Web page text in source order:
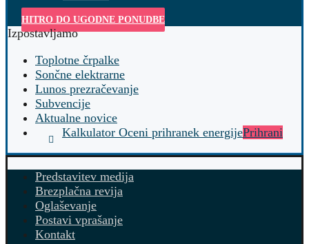
HITRO DO UGODNE PONUDBE
Izpostavljamo
Toplotne črpalke
Sončne elektrarne
Lunos prezračevanje
Subvencije
Aktualne novice
Kalkulator Oceni prihranek energijePrihrani
Predstavitev medija
Brezplačna revija
Oglaševanje
Postavi vprašanje
Kontakt